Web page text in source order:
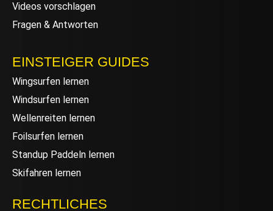
Videos vorschlagen
Fragen & Antworten
EINSTEIGER GUIDES
Wingsurfen lernen
Windsurfen lernen
Wellenreiten lernen
Foilsurfen lernen
Standup Paddeln lernen
Skifahren lernen
RECHTLICHES